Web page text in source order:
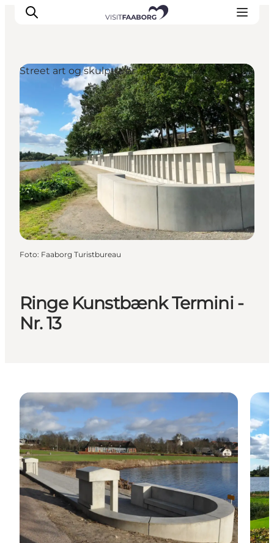
Overnatning
Spisesteder
Oplevelser
Øhop
Outdoor
Det sker
Ringe Kunstbænk Termini -
Nr. 13
Street art og skulpturer
Foto: Faaborg Turistbureau